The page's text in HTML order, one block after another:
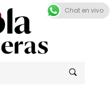
Chat en vivo